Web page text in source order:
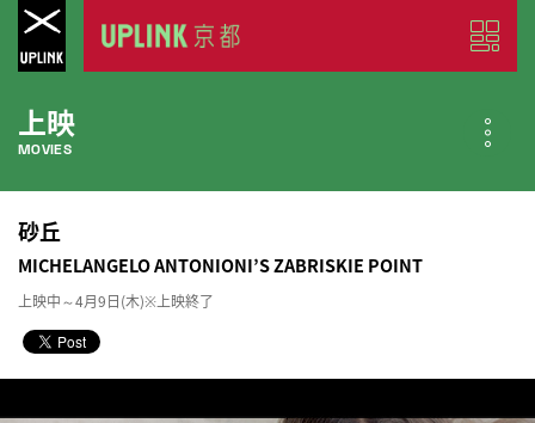
上映
MOVIES
公開中の作品
近日公開の作品
COMING SOON
砂丘
MICHELANGELO ANTONIONI’S ZABRISKIE POINT
上映中～4月9日(木)※上映終了